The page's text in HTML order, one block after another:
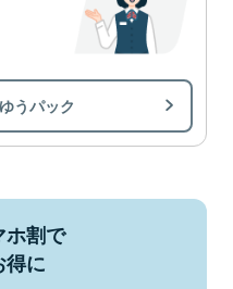
うパック
ホ割で
得に